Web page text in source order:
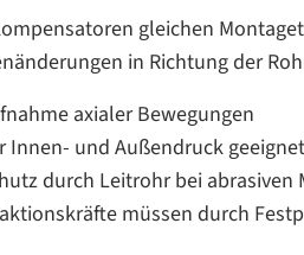
gleichen
in Richtung der
axialer Bewegungen
Innen- und Außendruck geeignet
durch Leitrohr bei abrasiven
müssen durch